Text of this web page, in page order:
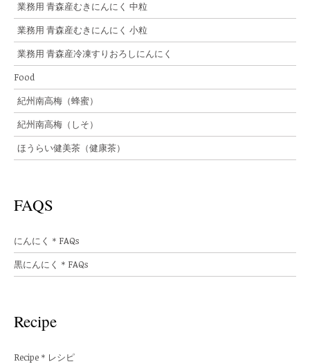
業務用 青森産むきにんにく 中粒
業務用 青森産むきにんにく 小粒
業務用 青森産冷凍すりおろしにんにく
Food
紀州南高梅（蜂蜜）
紀州南高梅（しそ）
ほうらい健美茶（健康茶）
FAQS
にんにく＊FAQs
黒にんにく＊FAQs
Recipe
Recipe＊レシピ